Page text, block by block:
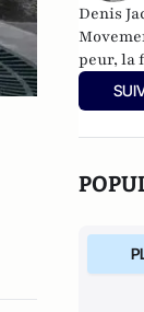
Denis
peur, la